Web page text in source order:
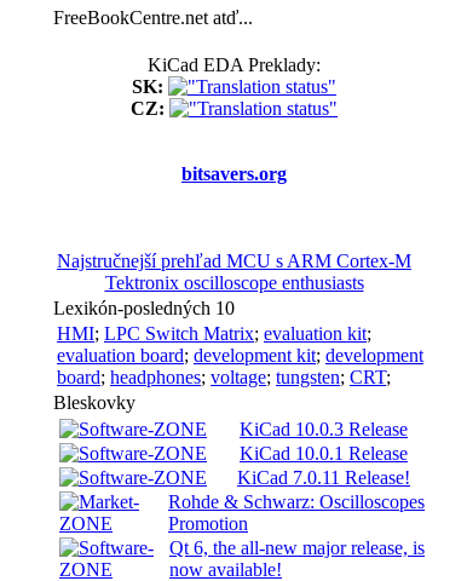
FreeBookCentre.net atď...
KiCad EDA Preklady:
SK:
CZ:
bitsavers.org
Najstručnejší prehľad MCU s ARM Cortex-M
Tektronix oscilloscope enthusiasts
Lexikón-posledných 10
HMI; LPC Switch Matrix; evaluation kit;
evaluation board; development kit; development
board; headphones; voltage; tungsten; CRT;
Bleskovky
KiCad 10.0.3 Release
KiCad 10.0.1 Release
KiCad 7.0.11 Release!
Rohde & Schwarz: Oscilloscopes
Promotion
Qt 6, the all-new major release, is
now available!